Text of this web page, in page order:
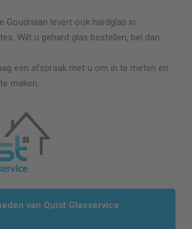
Goudriaan levert ook hardglas in
Wilt u gehard glas bestellen, bel dan
een afspraak met u om in te meten en
maken.
van Quist Glasservice